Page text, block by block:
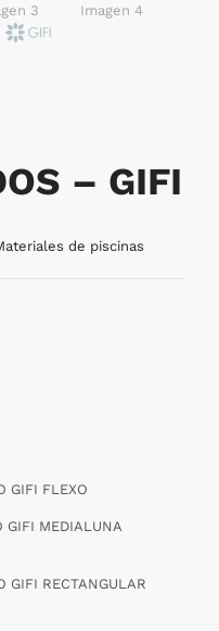
– GIFI
de piscinas
GIFI FLEXO
GIFI MEDIALUNA
GIFI RECTANGULAR